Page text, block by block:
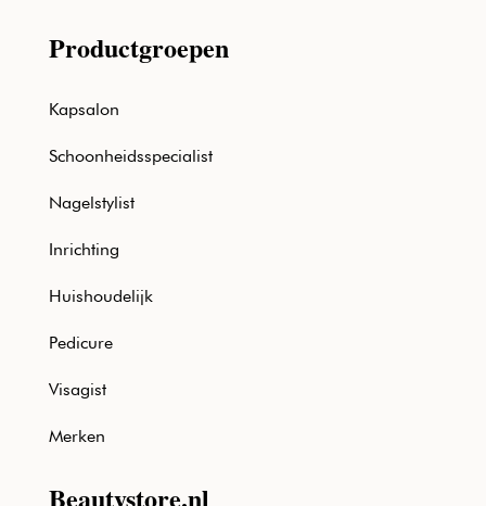
Productgroepen
Kapsalon
Schoonheidsspecialist
Nagelstylist
Inrichting
Huishoudelijk
Pedicure
Visagist
Merken
Beautystore.nl